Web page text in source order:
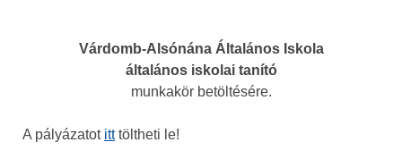
Várdomb-Alsónána Általános Iskola
általános iskolai tanító
munkakör betöltésére.
A pályázatot itttöltheti le!